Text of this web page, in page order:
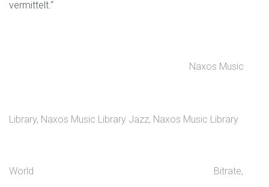
vermittelt.“
Naxos Music
Library, Naxos Music Library Jazz, Naxos Music Library
World Bitrate,